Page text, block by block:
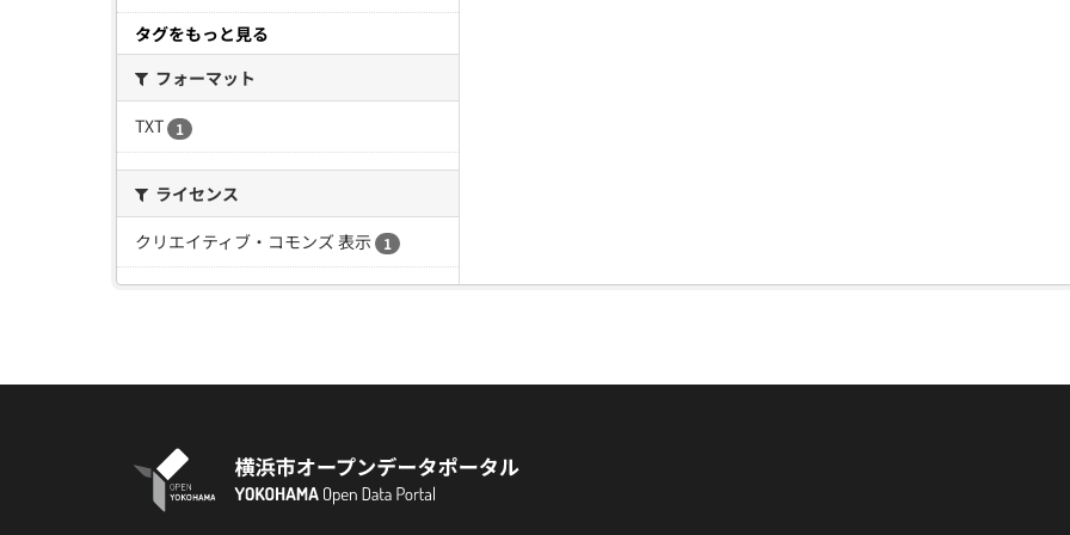
タグをもっと見る
フォーマット
TXT
1
ライセンス
クリエイティブ・コモンズ 表示
1